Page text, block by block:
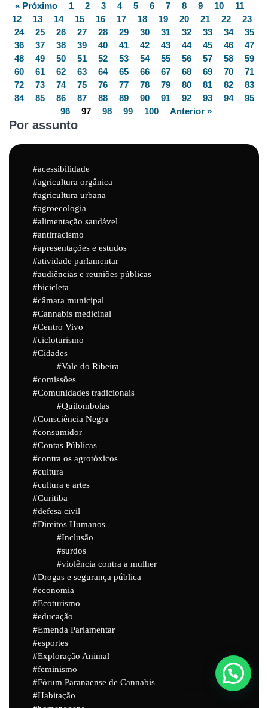
« Próximo 1 2 3 4 5 6 7 8 9 10
11
12
13 14 15 16 17 18 19 20 21 22
23
24
25 26 27 28 29 30 31 32 33 34
35
36
37 38 39 40 41 42 43 44 45 46
47
48
49 50 51 52 53 54 55 56 57 58
59
60
61 62 63 64 65 66 67 68 69 70
71
72
73 74 75 76 77 78 79 80 81 82
83
84
85 86 87 88 89 90 91 92 93 94
95
96
97 98 99 100 Anterior »
Por assunto
acessibilidade
agricultura orgânica
agricultura urbana
agroecologia
alimentação saudável
antirracismo
apresentações e estudos
atividade parlamentar
audiências e reuniões públicas
bicicleta
câmara municipal
Cannabis medicinal
Centro Vivo
cicloturismo
Cidades
Vale do Ribeira
comissões
Comunidades tradicionais
Quilombolas
Consciência Negra
consumidor
Contas Públicas
contra os agrotóxicos
cultura
cultura e artes
Curitiba
defesa civil
Direitos Humanos
Inclusão
surdos
violência contra a mulher
Drogas e segurança pública
economia
Ecoturismo
educação
Emenda Parlamentar
esportes
Exploração Animal
feminismo
Fórum Paranaense de Cannabis
Habitação
Powered byJoinchat